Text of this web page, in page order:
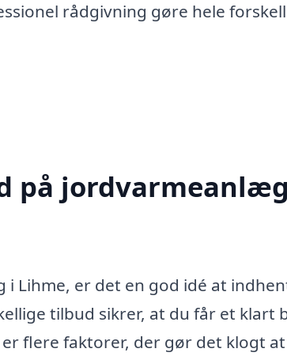
rådgivning gøre hele
på
Lihme, er det en god idé at
tilbud sikrer, at du får et klart
flere faktorer, der gør det klogt at